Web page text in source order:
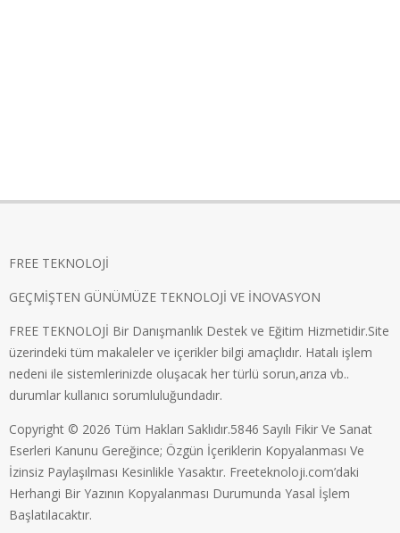
FREE TEKNOLOJİ
GEÇMİŞTEN GÜNÜMÜZE TEKNOLOJİ VE İNOVASYON
FREE TEKNOLOJİ Bir Danışmanlık Destek ve Eğitim Hizmetidir.Site
üzerindeki tüm makaleler ve içerikler bilgi amaçlıdır. Hatalı işlem
nedeni ile sistemlerinizde oluşacak her türlü sorun,arıza vb..
durumlar kullanıcı sorumluluğundadır.
Copyright © 2026 Tüm Hakları Saklıdır.5846 Sayılı Fikir Ve Sanat
Eserleri Kanunu Gereğince; Özgün İçeriklerin Kopyalanması Ve
İzinsiz Paylaşılması Kesinlikle Yasaktır. Freeteknoloji.com’daki
Herhangi Bir Yazının Kopyalanması Durumunda Yasal İşlem
Başlatılacaktır.